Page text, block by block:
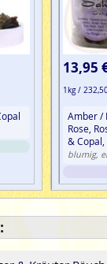
13,95
1kg /
Amber /
Rose,
&
blumig,